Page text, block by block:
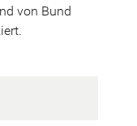
von Bund